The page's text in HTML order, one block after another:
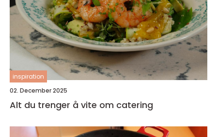
inspiration
02. December 2025
Alt du trenger å vite om catering